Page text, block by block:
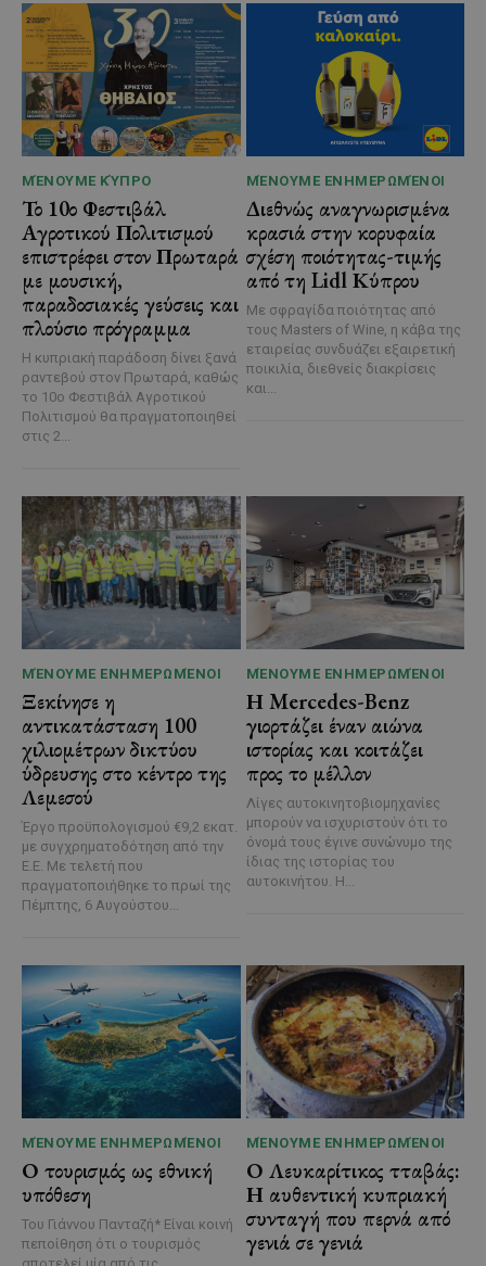
ΜΈΝΟΥΜΕ ΚΎΠΡΟ
Το 10ο Φεστιβάλ
Αγροτικού Πολιτισμού
επιστρέφει στον Πρωταρά
με μουσική,
παραδοσιακές γεύσεις και
πλούσιο πρόγραμμα
Η κυπριακή παράδοση δίνει ξανά
ραντεβού στον Πρωταρά, καθώς
το 10ο Φεστιβάλ Αγροτικού
Πολιτισμού θα πραγματοποιηθεί
στις 2...
ΜΈΝΟΥΜΕ ΕΝΗΜΕΡΩΜΈΝΟΙ
Διεθνώς αναγνωρισμένα
κρασιά στην κορυφαία
σχέση ποιότητας-τιμής
από τη Lidl Κύπρου
Με σφραγίδα ποιότητας από
τους Masters of Wine, η κάβα της
εταιρείας συνδυάζει εξαιρετική
ποικιλία, διεθνείς διακρίσεις
και...
ΜΈΝΟΥΜΕ ΕΝΗΜΕΡΩΜΈΝΟΙ
Ξεκίνησε η
αντικατάσταση 100
χιλιομέτρων δικτύου
ύδρευσης στο κέντρο της
Λεμεσού
Έργο προϋπολογισμού €9,2 εκατ.
με συγχρηματοδότηση από την
Ε.Ε. Με τελετή που
πραγματοποιήθηκε το πρωί της
Πέμπτης, 6 Αυγούστου...
ΜΈΝΟΥΜΕ ΕΝΗΜΕΡΩΜΈΝΟΙ
Η Mercedes-Benz
γιορτάζει έναν αιώνα
ιστορίας και κοιτάζει
προς το μέλλον
Λίγες αυτοκινητοβιομηχανίες
μπορούν να ισχυριστούν ότι το
όνομά τους έγινε συνώνυμο της
ίδιας της ιστορίας του
αυτοκινήτου. Η...
ΜΈΝΟΥΜΕ ΕΝΗΜΕΡΩΜΈΝΟΙ
Ο τουρισμός ως εθνική
υπόθεση
Του Γιάννου Πανταζή* Είναι κοινή
πεποίθηση ότι ο τουρισμός
ΜΈΝΟΥΜΕ ΕΝΗΜΕΡΩΜΈΝΟΙ
Ο Λευκαρίτικος τταβάς:
Η αυθεντική κυπριακή
συνταγή που περνά από
γενιά σε γενιά